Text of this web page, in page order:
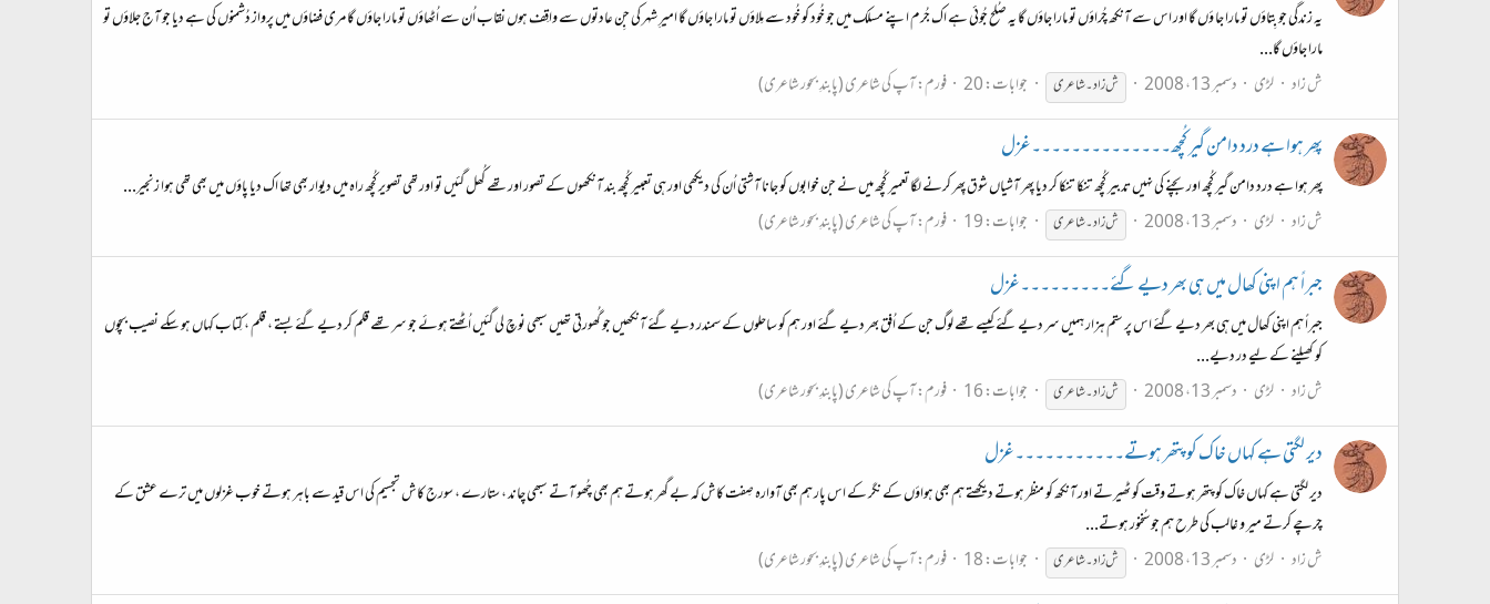
یہ زندگی جو بِتاؤں تو مارا جا ؤں گا اور اس سے آنکھ چُراؤں تو مارا جاؤں گا یہ صُلح جُوئی ہے اک جُرم اپنے مسلک میں جو خُود کو خُود سے مِلاؤں تو مارا جاؤں گا امیرِ شہر کی جِن عادتوں سے واقِف ہوں نقاب اُن سے اُٹھاؤں تو مارا جاؤں گا مری فضاؤں میں پرواز دُشمنوں کی ہے دیا جو آج جلاؤں تو
مارا جاؤں گا...
ش زاد لڑی دسمبر 13، 2008 شزاد۔شاعری جوابات: 20 فورم:آپ کی شاعری (پابندِ بحور شاعری)
پھِر ہوا ہے درد دامن گیر کُچھ۔۔۔۔۔۔۔۔۔۔۔۔۔۔غزل
پھِر ہوا ہے درد دامن گیر کُچھ اور بچنے کی نہیں تدبیر کُچھ تنکا تنکا کر دیا پِھر آشیاں شوق پِھر کرنے لگا تعمیر کُچھ میں نے جن خوابوں کو جانا آشتی اُن کی دیکھی اور ہی تعبیر کُچھ بند آنکھوں کے تصور اور تھے کُھل گئیں تو اور تھی تصویر کُچھ راہ میں دیوار بھی تھا اک دیا پاؤں میں بھی تھی ہوا زنجیر...
ش زاد لڑی دسمبر 13، 2008 شزاد۔شاعری جوابات: 19 فورم:آپ کی شاعری (پابندِ بحور شاعری)
جبراً ہم اپنی کھال میں ہی بھر دیے گئے۔۔۔۔۔۔۔۔۔غزل
جبراً ہم اپنی کھال میں ہی بھر دیے گئے اس پر ستم ہزار ہمیں سر دیے گئے کیسے تھے لوگ جن کے اُفق بھر دیے گئے اور ہم کو ساحلوں کے سمندر دیے گئے آنکھیں جو گُھورتی تھیں سبھی نوچ لی گئیں اُٹھتے ہوئے جو سر تھے قلم کر دیے گئے بستے ، قلم ، کِتاب کہاں ہو سکے نصیب بچوں
کو کھیلنے کے لیے در دیے...
ش زاد لڑی دسمبر 13، 2008 شزاد۔شاعری جوابات: 16 فورم:آپ کی شاعری (پابندِ بحور شاعری)
دیر لگتی ہے کہاں خاک کو پتھر ہوتے۔۔۔۔۔۔۔۔۔۔۔غزل
دیر لگتی ہے کہاں خاک کو پتھر ہوتے وقت کو ٹھیرتے اور آنکھ کو منظر ہوتے دیکھتے ہم بھی ہواؤں کے نگر کے اس پار ہم بھی آوارہ صِفت کاش کہ بے گھر ہوتے ہم بھی چُھو آتے سبھی چاند ، ستارے ، سورج کاش تجسیم کی اس قید سے باہر ہوتے خوب غزلوں میں ترے عشق کے
چرچے کرتے میر و غالب کی طرح ہم جو سُخنور ہوتے...
ش زاد لڑی دسمبر 13، 2008 شزاد۔شاعری جوابات: 18 فورم:آپ کی شاعری (پابندِ بحور شاعری)